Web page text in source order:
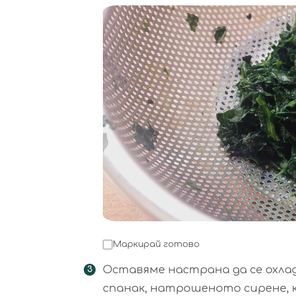
Маркирай готово
Оставяме настрана да се
спанак, натрошеното сирене,